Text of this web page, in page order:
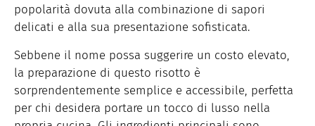
popolarità dovuta alla combinazione di sapori
delicati e alla sua presentazione sofisticata.
Sebbene il nome possa suggerire un costo elevato,
la preparazione di questo risotto è
sorprendentemente semplice e accessibile, perfetta
per chi desidera portare un tocco di lusso nella